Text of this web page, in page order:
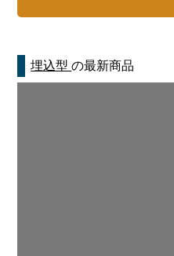
埋込型の最新商品